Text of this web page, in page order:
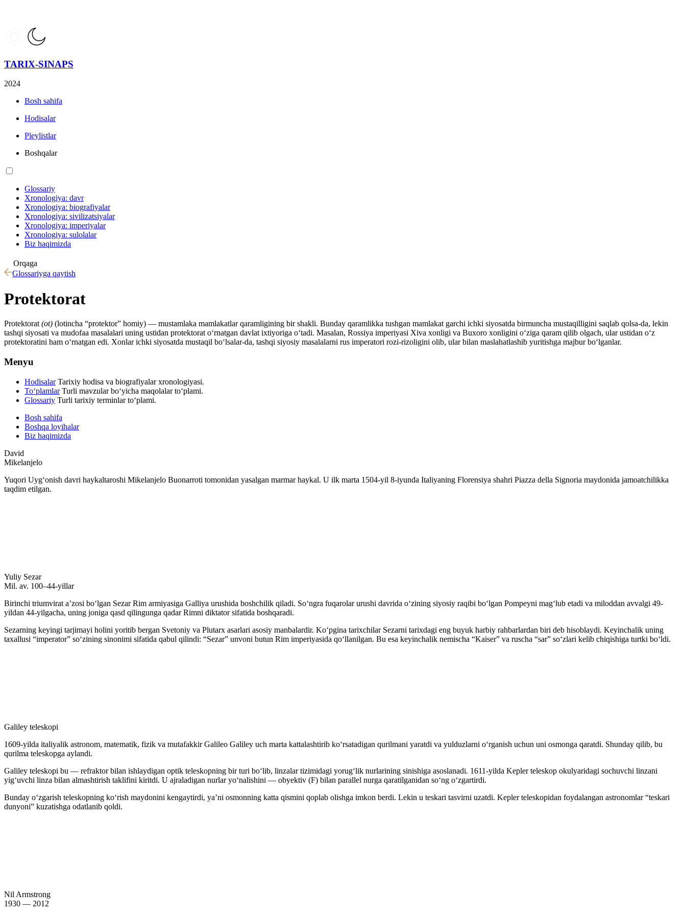
TARIX-SINAPS
2024
Bosh sahifa
Hodisalar
Pleylistlar
Boshqalar
Glossariy
Xronologiya: davr
Xronologiya: biografiyalar
Xronologiya: sivilizatsiyalar
Xronologiya: imperiyalar
Xronologiya: sulolalar
Biz haqimizda
Orqaga
Glossariyga qaytish
Protektorat
Protektorat (ot) (lotincha “protektor” homiy) — mustamlaka mamlakatlar qaramligining bir shakli. Bunday qaramlikka tushgan mamlakat garchi ichki siyosatda birmuncha mustaqilligini saqlab qolsa-da, lekin
tashqi siyosati va mudofaa masalalari uning ustidan protektorat oʻrnatgan davlat ixtiyoriga oʻtadi. Masalan, Rossiya imperiyasi Xiva xonligi va Buxoro xonligini oʻziga qaram qilib olgach, ular ustidan oʻz
protektoratini ham oʻrnatgan edi. Xonlar ichki siyosatda mustaqil boʻlsalar-da, tashqi siyosiy masalalarni rus imperatori rozi-rizoligini olib, ular bilan maslahatlashib yuritishga majbur boʻlganlar.
Menyu
Hodisalar Tarixiy hodisa va biografiyalar xronologiyasi.
To‘plamlar Turli mavzular bo‘yicha maqolalar to‘plami.
Glossariy Turli tarixiy terminlar to‘plami.
Bosh sahifa
Boshqa loyihalar
Biz haqimizda
David
Mikelanjelo
Yuqori Uygʻonish davri haykaltaroshi Mikelanjelo Buonarroti tomonidan yasalgan marmar haykal. U ilk marta 1504-yil 8-iyunda Italiyaning Florensiya shahri Piazza della Signoria maydonida jamoatchilikka
taqdim etilgan.
Yuliy Sezar
Mil. av. 100–44-yillar
Birinchi triumvirat aʼzosi boʻlgan Sezar Rim armiyasiga Galliya urushida boshchilik qiladi. Soʻngra fuqarolar urushi davrida oʻzining siyosiy raqibi boʻlgan Pompeyni magʻlub etadi va miloddan avvalgi 49-
yildan 44-yilgacha, uning joniga qasd qilingunga qadar Rimni diktator sifatida boshqaradi.
Sezarning keyingi tarjimayi holini yoritib bergan Svetoniy va Plutarx asarlari asosiy manbalardir. Koʻpgina tarixchilar Sezarni tarixdagi eng buyuk harbiy rahbarlardan biri deb hisoblaydi. Keyinchalik uning
taxallusi “imperator” soʻzining sinonimi sifatida qabul qilindi: “Sezar” unvoni butun Rim imperiyasida qoʻllanilgan. Bu esa keyinchalik nemischa “Kaiser” va ruscha “sar” soʻzlari kelib chiqishiga turtki boʻldi.
Galiley teleskopi
1609-yilda italiyalik astronom, matematik, fizik va mutafakkir Galileo Galiley uch marta kattalashtirib koʻrsatadigan qurilmani yaratdi va yulduzlarni oʻrganish uchun uni osmonga qaratdi. Shunday qilib, bu
qurilma teleskopga aylandi.
Galiley teleskopi bu — refraktor bilan ishlaydigan optik teleskopning bir turi boʻlib, linzalar tizimidagi yorugʻlik nurlarining sinishiga asoslanadi. 1611-yilda Kepler teleskop okulyaridagi sochuvchi linzani
yigʻuvchi linza bilan almashtirish taklifini kiritdi. U ajraladigan nurlar yoʻnalishini — obyektiv (F) bilan parallel nurga qaratilganidan soʻng oʻzgartirdi.
Bunday oʻzgarish teleskopning koʻrish maydonini kengaytirdi, yaʼni osmonning katta qismini qoplab olishga imkon berdi. Lekin u teskari tasvirni uzatdi. Kepler teleskopidan foydalangan astronomlar “teskari
dunyoni” kuzatishga odatlanib qoldi.
Nil Armstrong
1930 — 2012